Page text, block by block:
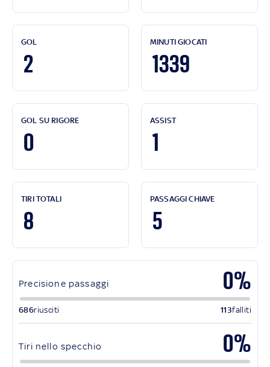
GOL
2
MINUTI GIOCATI
1339
GOL SU RIGORE
0
ASSIST
1
TIRI TOTALI
8
PASSAGGI CHIAVE
5
Precisione passaggi 0%
686riusciti 113falliti
Tiri nello specchio 0%